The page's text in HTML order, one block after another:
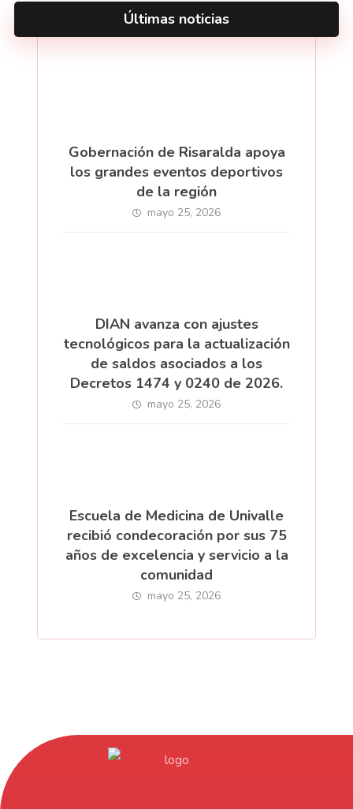
Últimas noticias
Gobernación de Risaralda apoya
los grandes eventos deportivos
de la región
mayo 25, 2026
DIAN avanza con ajustes
tecnológicos para la actualización
de saldos asociados a los
Decretos 1474 y 0240 de 2026.
mayo 25, 2026
Escuela de Medicina de Univalle
recibió condecoración por sus 75
años de excelencia y servicio a la
comunidad
mayo 25, 2026